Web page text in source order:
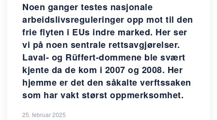
Noen ganger testes nasjonale
arbeidslivsreguleringer opp mot til den
frie flyten i EUs indre marked. Her ser
vi på noen sentrale rettsavgjørelser.
Laval- og Rüffert-dommene ble svært
kjente da de kom i 2007 og 2008. Her
hjemme er det den såkalte verftssaken
som har vakt størst oppmerksomhet.
25. februar 2025